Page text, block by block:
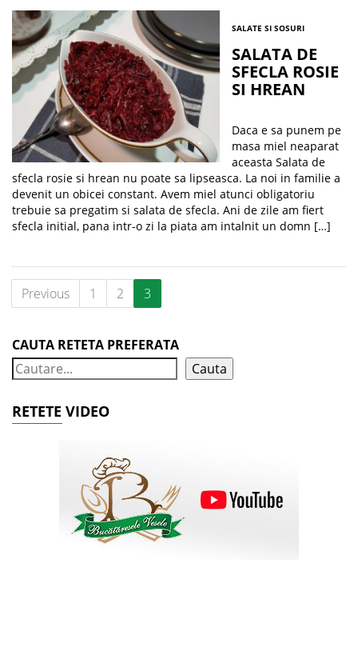
SALATE SI SOSURI
SALATA DE
SFECLA ROSIE
SI HREAN
Daca e sa punem pe
masa miel neaparat
aceasta Salata de
sfecla rosie si hrean nu poate sa lipseasca. La noi in familie a
devenit un obicei constant. Avem miel atunci obligatoriu
trebuie sa pregatim si salata de sfecla. Ani de zile am fiert
sfecla initial, pana intr-o zi la piata am intalnit un domn […]
Previous 1 2 3
CAUTA RETETA PREFERATA
Cauta
RETETE VIDEO